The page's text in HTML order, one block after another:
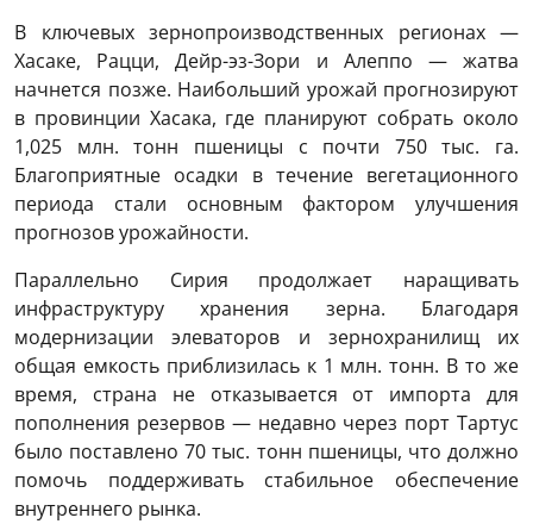
В ключевых зернопроизводственных регионах —
Хасаке, Рацци, Дейр-эз-Зори и Алеппо — жатва
начнется позже. Наибольший урожай прогнозируют
в провинции Хасака, где планируют собрать около
1,025 млн. тонн пшеницы с почти 750 тыс. га.
Благоприятные осадки в течение вегетационного
периода стали основным фактором улучшения
прогнозов урожайности.
Параллельно Сирия продолжает наращивать
инфраструктуру хранения зерна. Благодаря
модернизации элеваторов и зернохранилищ их
общая емкость приблизилась к 1 млн. тонн. В то же
время, страна не отказывается от импорта для
пополнения резервов — недавно через порт Тартус
было поставлено 70 тыс. тонн пшеницы, что должно
помочь поддерживать стабильное обеспечение
внутреннего рынка.